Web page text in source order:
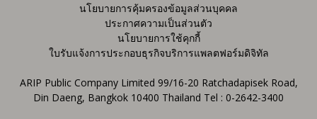
นโยบายการคุ้มครองข้อมูลส่วนบุคคล
ประกาศความเป็นส่วนตัว
นโยบายการใช้คุกกี้
ใบรับแจ้งการประกอบธุรกิจบริการแพลตฟอร์มดิจิทัล
ARIP Public Company Limited 99/16-20 Ratchadapisek Road,
Din Daeng, Bangkok 10400 Thailand Tel : 0-2642-3400